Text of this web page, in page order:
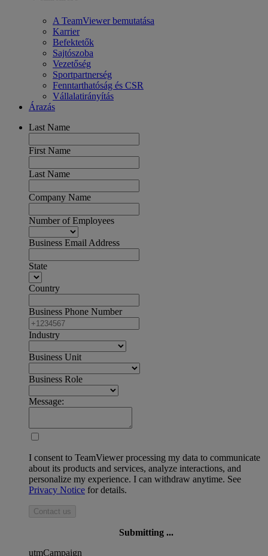
A TeamViewer bemutatása
Karrier
Befektetők
Sajtószoba
Vezetőség
Sportpartnerség
Fenntarthatóság és CSR
Vállalatirányítás
Árazás
Last Name
First Name
Last Name
Company Name
Number of Employees
Business Email Address
State
Country
Business Phone Number
Industry
Business Unit
Business Role
Message:
I consent to TeamViewer processing my data to communicate
about its products and services, analyze interactions, and
personalize my experience. I can withdraw anytime. See
Privacy Notice for details.
Contact us
Submitting ...
utmCampaign